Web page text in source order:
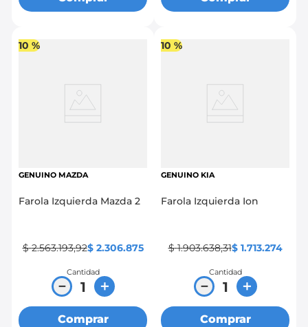
10 %
GENUINO MAZDA
Farola Izquierda Mazda 2
$ 2.563.193,92$ 2.306.875
Cantidad
＋
－
Comprar
10 %
GENUINO KIA
Farola Izquierda Ion
$ 1.903.638,31$ 1.713.274
Cantidad
＋
－
Comprar